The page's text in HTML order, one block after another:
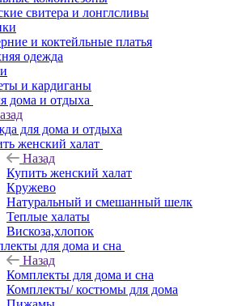
свитера и лонглсливы
и коктейльные платья
одежда
и кардиганы
дома и отдыха
для дома и отдыха
женский халат
Назад
Купить женский халат
Кружево
Натуральный и смешанный шелк
Теплые халаты
Вискоза,хлопок
для дома и сна
Назад
Комплекты для дома и сна
Комплекты/ костюмы для дома